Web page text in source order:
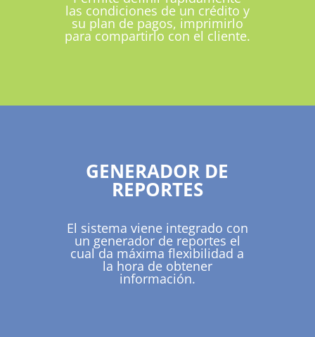
las condiciones de un crédito y
su plan de pagos, imprimirlo
para compartirlo con el cliente.
GENERADOR DE
REPORTES
El sistema viene integrado con
un generador de reportes el
cual da máxima flexibilidad a
la hora de obtener
información.